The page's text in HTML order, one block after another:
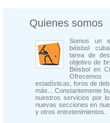
Quienes somos
Somos un
béisbol
tarea de
objetivo de
Béisbol en
estadísticas, foros de
más... Constantemente
nuestros servicios por
nuevas secciones en
y otros entretenimientos.